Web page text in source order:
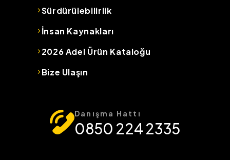
Sürdürülebilirlik
İnsan Kaynakları
2026 Adel Ürün Kataloğu
Bize Ulaşın
Danışma Hattı
0850 224 2335